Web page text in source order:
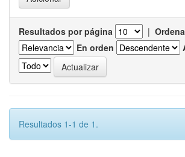
Resultados por página |
En orden
Resultados 1-1 de 1.